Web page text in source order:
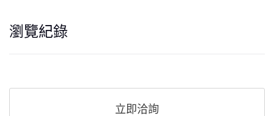
瀏覽紀錄
立即洽詢